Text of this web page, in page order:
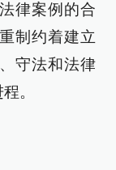
律案例的合
制约着建立
守法和法律
。